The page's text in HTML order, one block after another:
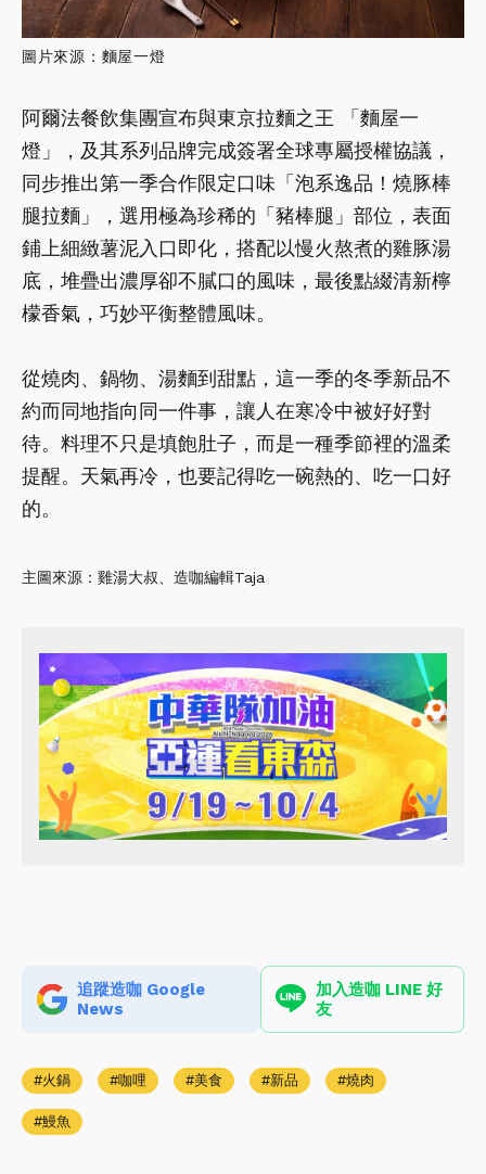
圖片來源：麵屋一燈
阿爾法餐飲集團宣布與東京拉麵之王 「麵屋一
燈」，及其系列品牌完成簽署全球專屬授權協議，
同步推出第一季合作限定口味「泡系逸品！燒豚棒
腿拉麵」，選用極為珍稀的「豬棒腿」部位，表面
鋪上細緻薯泥入口即化，搭配以慢火熬煮的雞豚湯
底，堆疊出濃厚卻不膩口的風味，最後點綴清新檸
檬香氣，巧妙平衡整體風味。
從燒肉、鍋物、湯麵到甜點，這一季的冬季新品不
約而同地指向同一件事，讓人在寒冷中被好好對
待。料理不只是填飽肚子，而是一種季節裡的溫柔
提醒。天氣再冷，也要記得吃一碗熱的、吃一口好
的。
主圖來源：雞湯大叔、造咖編輯Taja
追蹤造咖 Google
News
加入造咖 LINE 好
友
火鍋 咖哩 美食 新品 燒肉
鰻魚